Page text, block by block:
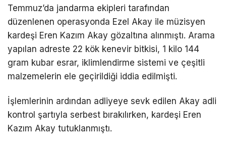
Temmuz’da jandarma ekipleri tarafından
düzenlenen operasyonda Ezel Akay ile müzisyen
kardeşi Eren Kazım Akay gözaltına alınmıştı. Arama
yapılan adreste 22 kök kenevir bitkisi, 1 kilo 144
gram kubar esrar, iklimlendirme sistemi ve çeşitli
malzemelerin ele geçirildiği iddia edilmişti.
İşlemlerinin ardından adliyeye sevk edilen Akay adli
kontrol şartıyla serbest bırakılırken, kardeşi Eren
Kazım Akay tutuklanmıştı.